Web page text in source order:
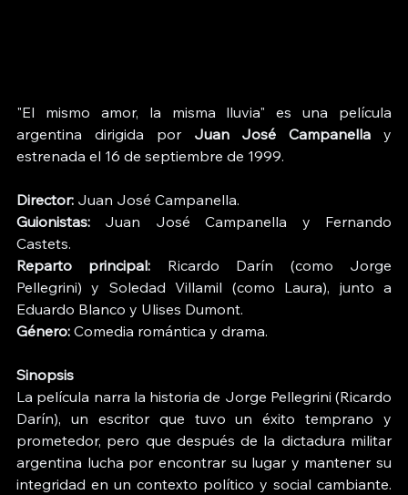
"El mismo amor, la misma lluvia" es una película
argentina dirigida por Juan José Campanella y
estrenada el 16 de septiembre de 1999.
Director: Juan José Campanella.
Guionistas: Juan José Campanella y Fernando
Castets.
Reparto principal: Ricardo Darín (como Jorge
Pellegrini) y Soledad Villamil (como Laura), junto a
Eduardo Blanco y Ulises Dumont.
Género: Comedia romántica y drama.
Sinopsis
La película narra la historia de Jorge Pellegrini (Ricardo
Darín), un escritor que tuvo un éxito temprano y
prometedor, pero que después de la dictadura militar
argentina lucha por encontrar su lugar y mantener su
integridad en un contexto político y social cambiante.